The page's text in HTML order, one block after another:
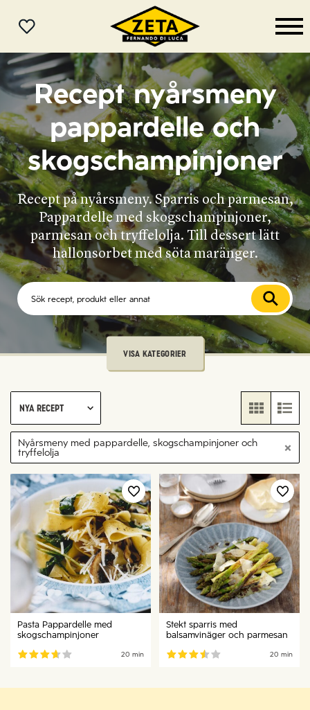
MENY
Recept nyårsmeny
pappardelle och
skogschampinjoner
Recept på nyårsmeny. Sparris och parmesan,
Pappardelle med skogschampinjoner,
parmesan och tryffelolja. Till dessert lätt
hallonsorbet med söta maränger.
VISA KATEGORIER
Nya recept
Nyårsmeny med pappardelle, skogschampinjoner och
tryffelolja
Pasta Pappardelle med
skogschampinjoner
20 min
Stekt sparris med
balsamvinäger och parmesan
20 min